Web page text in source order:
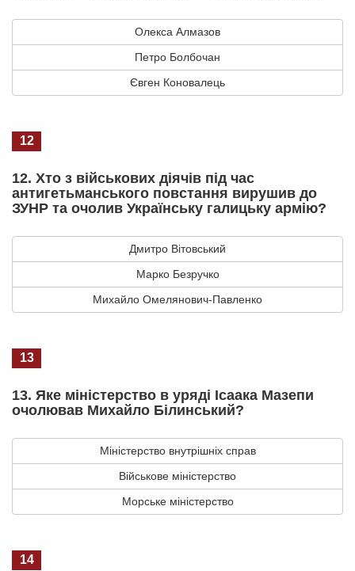
Олекса Алмазов
Петро Болбочан
Євген Коновалець
12
12. Хто з військових діячів під час
антигетьманського повстання вирушив до
ЗУНР та очолив Українську галицьку армію?
Дмитро Вітовський
Марко Безручко
Михайло Омелянович-Павленко
13
13. Яке міністерство в уряді Ісаака Мазепи
очолював Михайло Білинський?
Міністерство внутрішніх справ
Військове міністерство
Морське міністерство
14